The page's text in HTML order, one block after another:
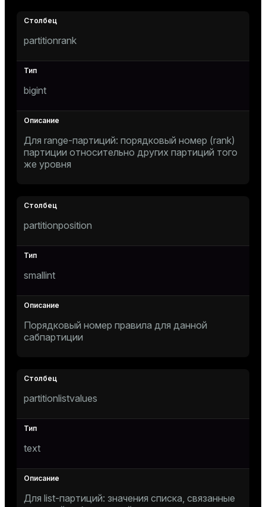
partitionrank
bigint
Для range-партиций: порядковый номер (rank)
партиции относительно других партиций того
же уровня
partitionposition
smallint
Порядковый номер правила для данной
сабпартиции
partitionlistvalues
text
Для list-партиций: значения списка, связанные